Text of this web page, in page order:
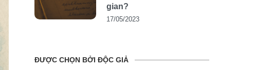
gian?
17/05/2023
ĐƯỢC CHỌN BỞI ĐỘC GIẢ